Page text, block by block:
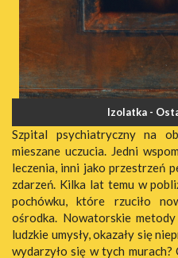
Izolatka -
Szpital psychiatryczny na
mieszane uczucia. Jedni
leczenia, inni jako przestrzeń
zdarzeń. Kilka lat temu w
pochówku, które rzuciło
ośrodka. Nowatorskie
ludzkie umysły, okazały się
wydarzyło się w tych